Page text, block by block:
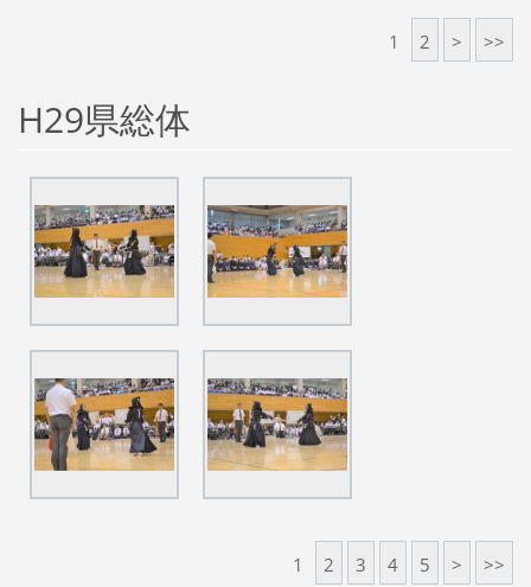
1 2 > >>
H29県総体
1 2 3 4 5 > >>